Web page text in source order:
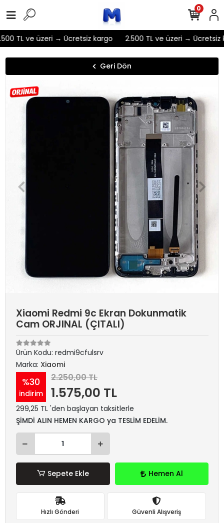
TL ve üzeri → Ücretsiz kargo 2.500 TL ve üzeri → Ücretsiz
0
Geri Dön
Xiaomi Redmi 9c Ekran Dokunmatik
Cam ORJINAL (ÇITALI)
Ürün Kodu: redmi9cfulsrv
Marka: Xiaomi
%30
indirim
2.250,00 TL
1.575,00 TL
299,25 TL 'den başlayan taksitlerle
ŞİMDİ ALIN HEMEN KARGO ya TESLİM EDELİM.
Sepete Ekle Hemen Al
Hızlı Gönderi Güvenli Alışveriş